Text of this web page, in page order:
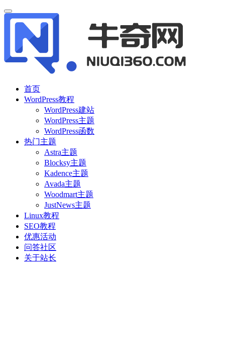
首页
WordPress教程
WordPress建站
WordPress主题
WordPress函数
热门主题
Astra主题
Blocksy主题
Kadence主题
Avada主题
Woodmart主题
JustNews主题
Linux教程
SEO教程
优惠活动
问答社区
关于站长